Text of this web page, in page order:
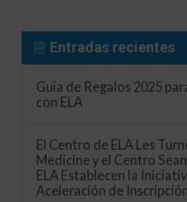
Entradas recientes
Guía de Regalos 2025
con ELA
El Centro de ELA Les
Medicine y el Centro
ELA Establecen la
Aceleración de